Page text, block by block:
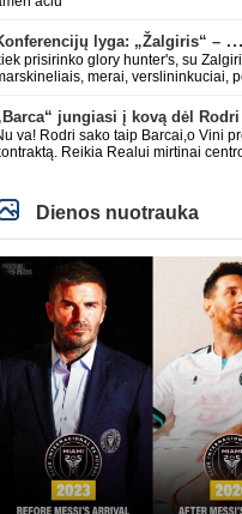
Konferencijų lyga: „Žalgiris“ – „Hajduk“ (rungtynės tiesiogiai)
prisirinko glory hunter's, su
merai, verslininkuciai,
stebuklai tesis, pasipirinasim fainiai,
veju. Bet veidu tiesiai i
veja. Nepadejo net t shirtai
Toks lokalus, diletantiskas
jungiasi į kovą dėl Rodri
va! Rodri sako taip Barcai,o Vini
Reikia Realui mirtinai
Dienos nuotrauka